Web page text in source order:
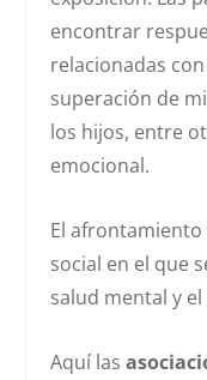
encontrar
relacionadas
superación de
los hijos, entre
emocional.
El
social en el que
salud mental y
Aquí las